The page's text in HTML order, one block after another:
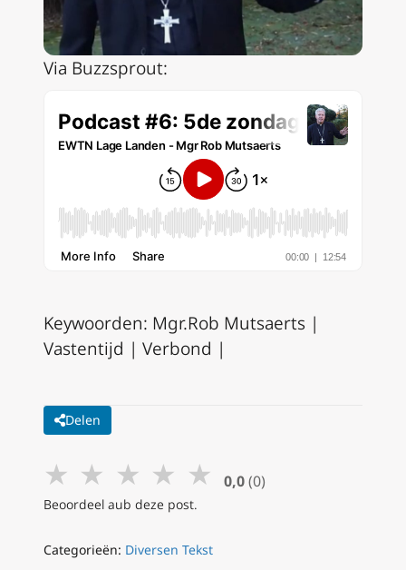
Via Buzzsprout:
Keywoorden: Mgr.Rob Mutsaerts |
Vastentijd | Verbond |
Delen
★ ★ ★ ★ ★ 0,0 (0)
Beoordeel aub deze post.
Categorieën: Diversen Tekst